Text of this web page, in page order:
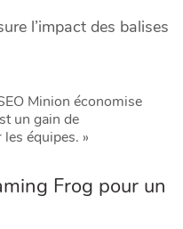
l’impact des balises
Minion économise
un gain de
équipes. »
Frog pour un